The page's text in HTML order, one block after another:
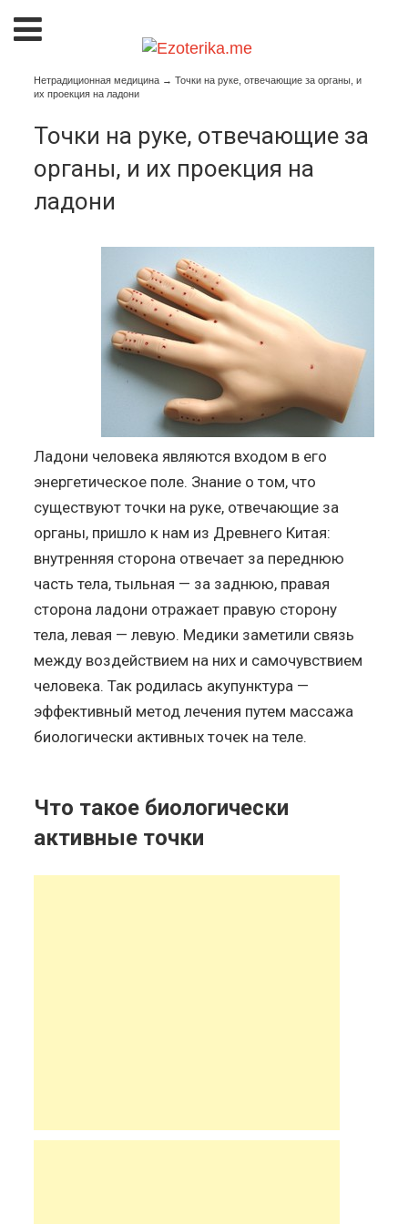
Нетрадиционная медицина →Точки на руке, отвечающие за органы, и
их проекция на ладони
Точки на руке, отвечающие за
органы, и их проекция на
ладони
Ладони человека являются входом в его
энергетическое поле. Знание о том, что
существуют точки на руке, отвечающие за
органы, пришло к нам из Древнего Китая:
внутренняя сторона отвечает за переднюю
часть тела, тыльная — за заднюю, правая
сторона ладони отражает правую сторону
тела, левая — левую. Медики заметили связь
между воздействием на них и самочувствием
человека. Так родилась акупунктура —
эффективный метод лечения путем массажа
биологически активных точек на теле.
Что такое биологически
активные точки